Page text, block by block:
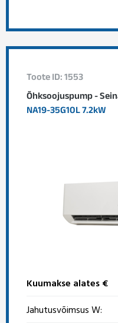
Toote ID: 1553
Õhksoojuspump -
NA19-35G10L 7.2kW
Kuumakse alates €
Jahutusvõimsus W: